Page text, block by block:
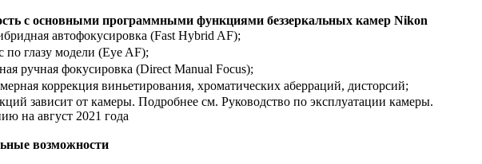
с основными программными функциями беззеркальных камер Nikon
автофокусировка (Fast Hybrid AF);
по глазу модели (Eye AF);
ручная фокусировка (Direct Manual Focus);
коррекция виньетирования, хроматических аберраций, дисторсий;
зависит от камеры. Подробнее см. Руководство по эксплуатации камеры.
на август 2021 года
возможности